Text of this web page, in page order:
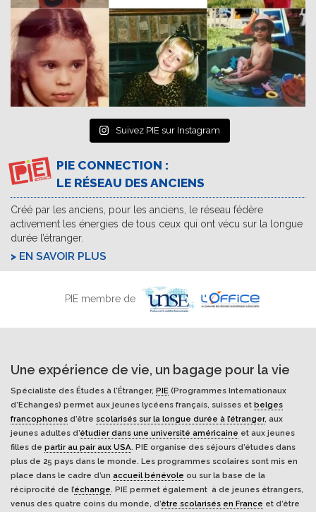
Suivez PIE sur Instagram
PIE CONNECTION :
LE RÉSEAU DES ANCIENS
Créé par les anciens, pour les anciens, le réseau fédère
activement les énergies de tous ceux qui ont vécu sur la longue
durée l’étranger.
EN SAVOIR PLUS
PIE membre de
Une expérience de vie, un bagage pour la vie
Spécialiste des Études à l'Étranger, PIE (Programmes Internationaux
d’Echanges) permet aux jeunes lycéens français, suisses et belges
francophones d’être scolarisés sur la longue durée à l’étranger, aux
jeunes adultes d’étudier dans une université américaine et aux jeunes
filles de partir au pair aux USA. PIE organise des séjours d’études dans
plus de 25 pays dans le monde. Les programmes scolaires sont mis en
place dans le cadre d’un accueil bénévole ou sur la base de la
réciprocité de l’échange. PIE permet également à de jeunes étrangers,
venus des quatre coins du monde, d’être scolarisés en France et d’être